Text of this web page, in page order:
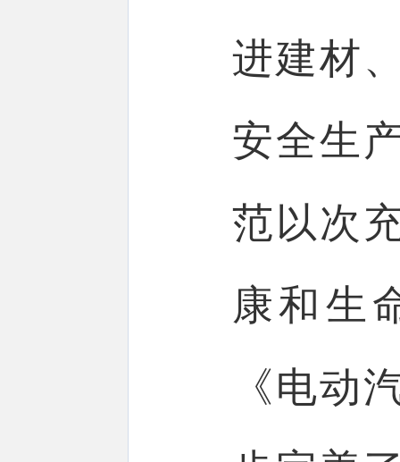
进建材
安全生
范以次
康和生
《电动